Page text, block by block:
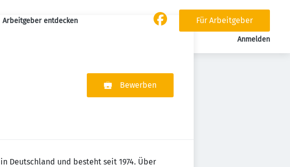
Arbeitgeber entdecken
Für Arbeitgeber
Anmelden
Bewerben
Deutschland und besteht seit 1974. Über